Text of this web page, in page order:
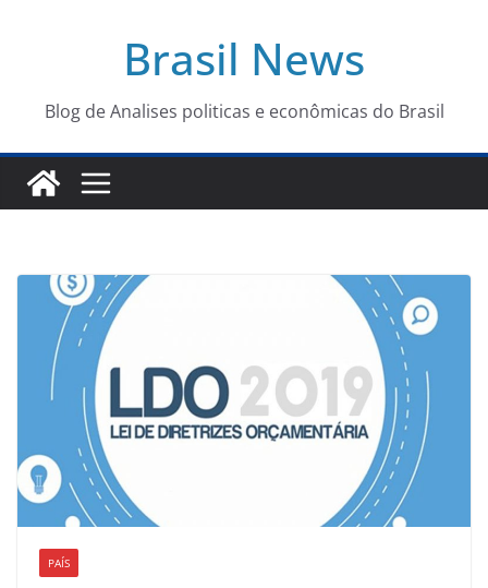
conteúdo
Brasil News
Blog de Analises politicas e econômicas do Brasil
PAÍS